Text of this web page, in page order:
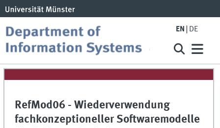
EN DE
RefMod06 - Wiederverwendung
fachkonzeptioneller Softwaremodelle